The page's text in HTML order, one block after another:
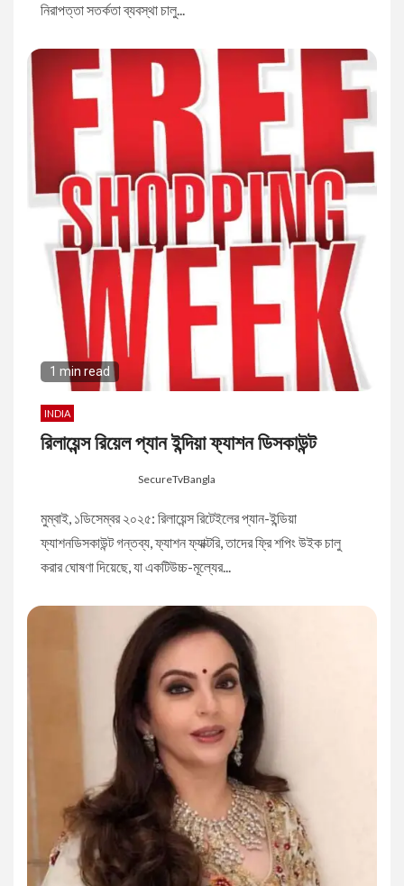
নিরাপত্তা সতর্কতা ব্যবস্থা চালু...
1 min read
INDIA
রিলায়েন্স রিয়েল প্যান ইন্দিয়া ফ্যাশন ডিসকাউন্ট
SecureTvBangla
মুম্বাই, ১ডিসেম্বর ২০২৫: রিলায়েন্স রিটেইলের প্যান-ইন্ডিয়া
ফ্যাশনডিসকাউন্ট গন্তব্য, ফ্যাশন ফ্যাক্টরি, তাদের ফ্রি শপিং উইক চালু
করার ঘোষণা দিয়েছে, যা একটিউচ্চ-মূল্যের...